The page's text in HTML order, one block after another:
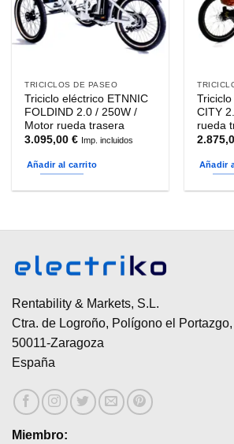
TRICICLOS DE PASEO
Triciclo eléctrico ETNNIC
FOLDIND 2.0 / 250W /
Motor rueda trasera
3.095,00€ Imp. incluidos
Añadir al carrito
CITY
rueda
Añadir
Rentability & Markets, S.L.
Ctra. de Logroño, Polígono el
50011-Zaragoza
España
Miembro: